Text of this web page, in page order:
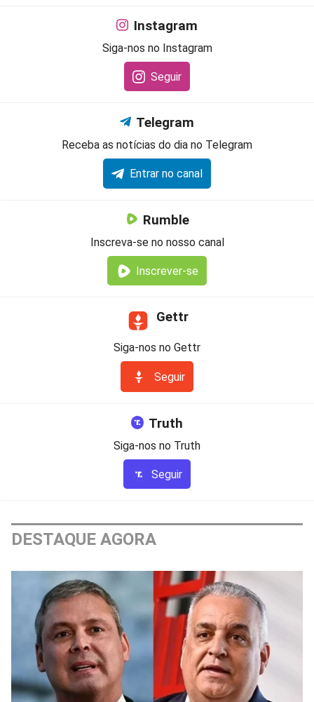
Instagram
Siga-nos no Instagram
Seguir
Telegram
Receba as notícias do dia no Telegram
Entrar no canal
Rumble
Inscreva-se no nosso canal
Inscrever-se
Gettr
Siga-nos no Gettr
Seguir
Truth
Siga-nos no Truth
Seguir
DESTAQUE AGORA